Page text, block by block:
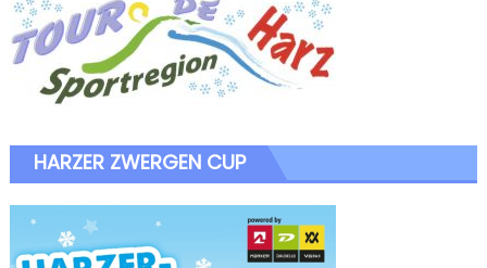
HARZER ZWERGEN CUP